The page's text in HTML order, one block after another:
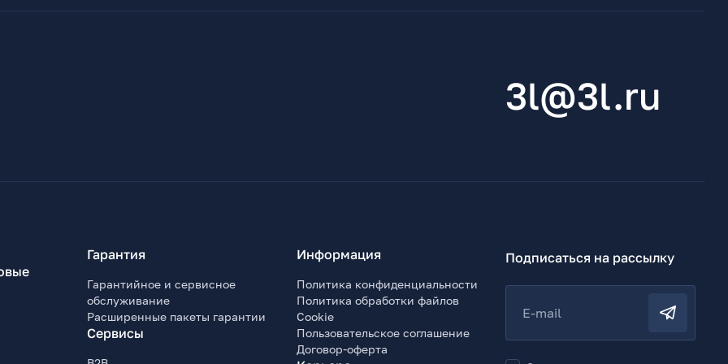
3l@3l.ru
Гарантия
Гарантийное и сервисное
обслуживание
Расширенные пакеты гарантии
Сервисы
Информация
Политика конфиденциальности
Политика обработки файлов
Cookie
Пользовательское соглашение
Договор-оферта
Подписаться на рассылку
E-mail